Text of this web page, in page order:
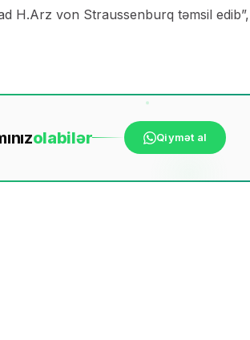
H.Arz von Straussenburq təmsil
olabilər Qiymət al